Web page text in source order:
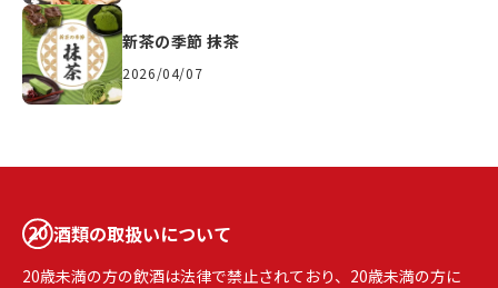
新茶の季節 抹茶
2026/04/07
酒類の取扱いについて
20歳未満の方の飲酒は法律で禁止されており、20歳未満の方に